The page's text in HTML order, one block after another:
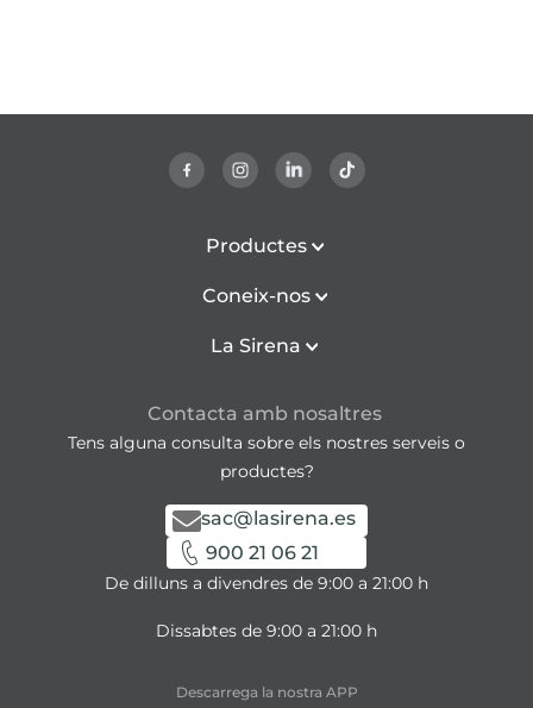
Productes
Coneix-nos
La Sirena
Contacta amb nosaltres
Tens alguna consulta sobre els nostres serveis o
productes?
sac@lasirena.es
900 21 06 21
De dilluns a divendres de 9:00 a 21:00 h
Dissabtes de 9:00 a 21:00 h
Descarrega la nostra APP